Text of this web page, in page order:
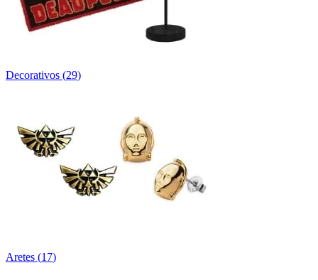
Decorativos (29)
Aretes (17)